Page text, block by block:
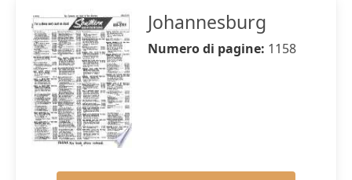
Johannesburg
Numero di pagine: 1158